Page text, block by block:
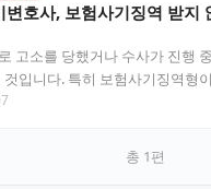
변호사, 보험사기징역 받지
고소를 당했거나 수사가 진행
것입니다. 특히 보험사기징역형
면서 많은 분들이 불안해하고
총 1편